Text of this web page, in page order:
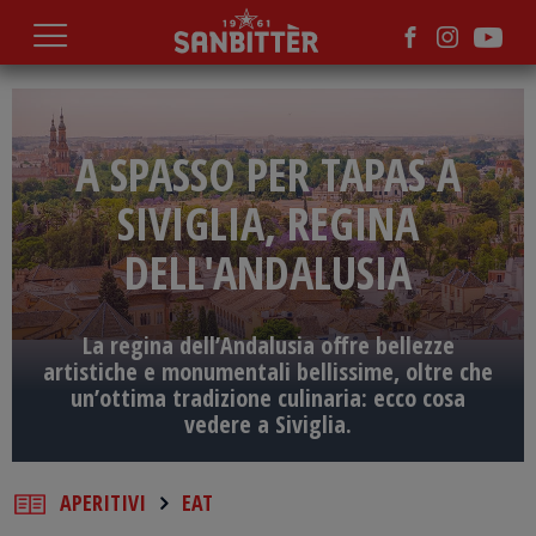
contenuto
principale
A SPASSO PER TAPAS A
SIVIGLIA, REGINA
DELL'ANDALUSIA
La regina dell’Andalusia offre bellezze
artistiche e monumentali bellissime, oltre che
un’ottima tradizione culinaria: ecco cosa
vedere a Siviglia.
APERITIVI EAT